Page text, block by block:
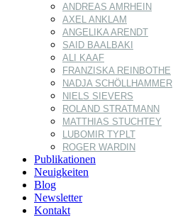
ANDREAS AMRHEIN
AXEL ANKLAM
ANGELIKA ARENDT
SAID BAALBAKI
ALI KAAF
FRANZISKA REINBOTHE
NADJA SCHÖLLHAMMER
NIELS SIEVERS
ROLAND STRATMANN
MATTHIAS STUCHTEY
LUBOMIR TYPLT
ROGER WARDIN
Publikationen
Neuigkeiten
Blog
Newsletter
Kontakt